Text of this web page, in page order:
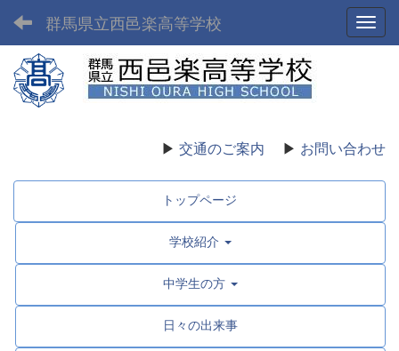
群馬県立西邑楽高等学校
▶ 交通のご案内 ▶ お問い合わせ
トップページ
学校紹介
中学生の方
日々の出来事